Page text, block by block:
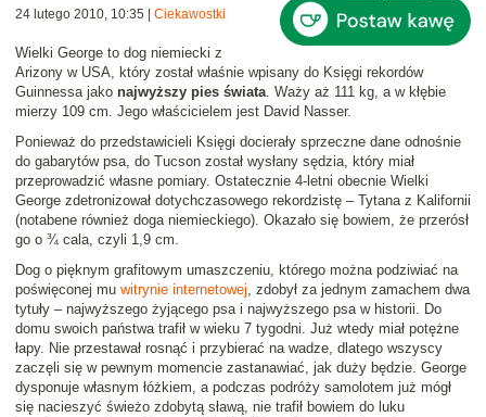
24 lutego 2010, 10:35 Ciekawostki
Wielki George to dog niemiecki z
Arizony w USA, który został właśnie wpisany do Księgi rekordów
Guinnessa jako najwyższy pies świata. Waży aż 111 kg, a w kłębie
mierzy 109 cm. Jego właścicielem jest David Nasser.
Ponieważ do przedstawicieli Księgi docierały sprzeczne dane odnośnie
do gabarytów psa, do Tucson został wysłany sędzia, który miał
przeprowadzić własne pomiary. Ostatecznie 4-letni obecnie Wielki
George zdetronizował dotychczasowego rekordzistę – Tytana z Kalifornii
(notabene również doga niemieckiego). Okazało się bowiem, że przerósł
go o ¾ cala, czyli 1,9 cm.
Dog o pięknym grafitowym umaszczeniu, którego można podziwiać na
poświęconej mu witrynie internetowej, zdobył za jednym zamachem dwa
tytuły – najwyższego żyjącego psa i najwyższego psa w historii. Do
domu swoich państwa trafił w wieku 7 tygodni. Już wtedy miał potężne
łapy. Nie przestawał rosnąć i przybierać na wadze, dlatego wszyscy
zaczęli się w pewnym momencie zastanawiać, jak duży będzie. George
dysponuje własnym łóżkiem, a podczas podróży samolotem już mógł
się nacieszyć świeżo zdobytą sławą, nie trafił bowiem do luku